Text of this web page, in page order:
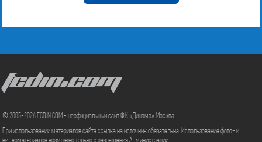
FCDIN.COM
© 2005-2026 FCDIN.COM - неофициальный сайт ФК «Динамо» Москва
При использовании материалов сайта ссылка на источник обязательна. Использование фото- и